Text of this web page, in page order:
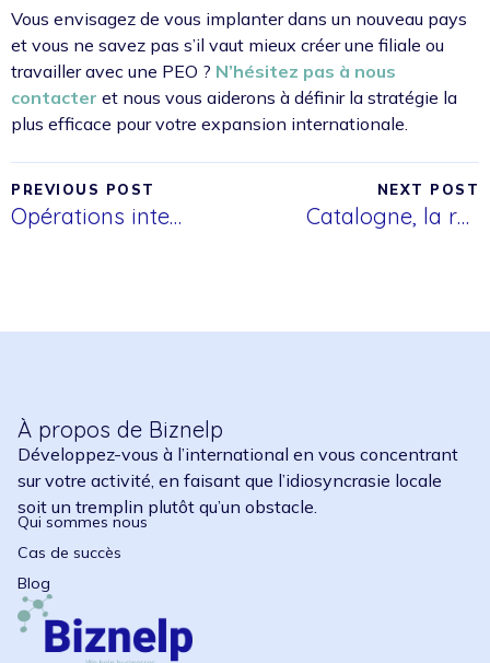
Vous envisagez de vous implanter dans un nouveau pays
et vous ne savez pas s’il vaut mieux créer une filiale ou
travailler avec une PEO ? N’hésitez pas à nous
contacter et nous vous aiderons à définir la stratégie la
plus efficace pour votre expansion internationale.
PREVIOUS POST
Opérations internationales en période de crise : comment minimiser les risques
NEXT POST
Catalogne, la région la plus dynamique d’Europe : pourquoi c’est le meilleur moment pour y installer votre filiale
À propos de Biznelp
Développez-vous à l’international en vous concentrant
sur votre activité, en faisant que l’idiosyncrasie locale
soit un tremplin plutôt qu’un obstacle.
Qui sommes nous
Cas de succès
Blog